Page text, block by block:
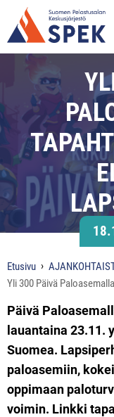
Etusivu
Yli 300 Päivä
Päivä
lauantaina 23.11.
Suomea.
paloasemiin,
oppimaan
voimin. Linkki